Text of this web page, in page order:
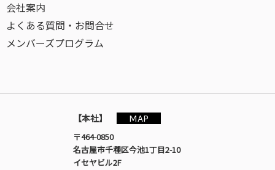
会社案内
よくある質問・お問合せ
メンバーズプログラム
【本社】
MAP
〒464-0850
名古屋市千種区今池1丁目2-10
イセヤビル2F